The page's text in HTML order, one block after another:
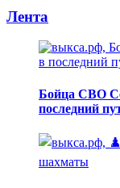
Лента
Бойца СВО
последний